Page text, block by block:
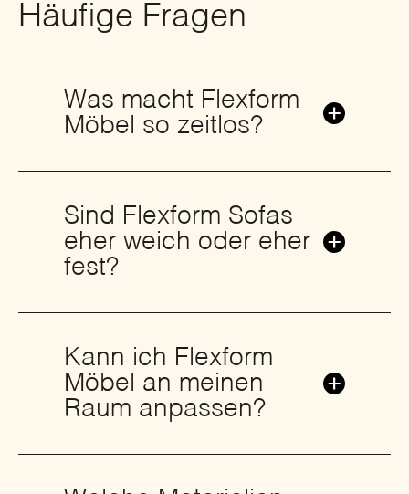
Häufige Fragen
Was macht Flexform
Möbel so zeitlos?
Sind Flexform Sofas
eher weich oder eher
fest?
Kann ich Flexform
Möbel an meinen
Raum anpassen?